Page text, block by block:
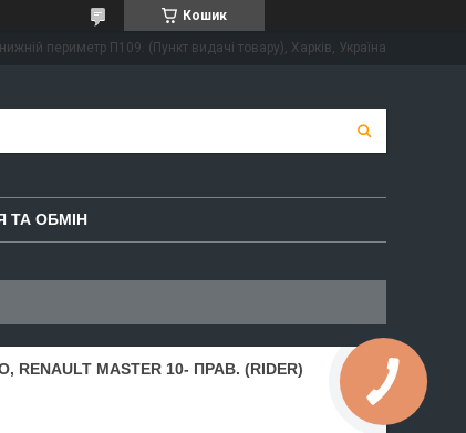
Кошик
периметр П109. (Пункт видачі товару), Харків, Україна
ТА ОБМІН
RENAULT MASTER 10- ПРАВ. (RIDER)